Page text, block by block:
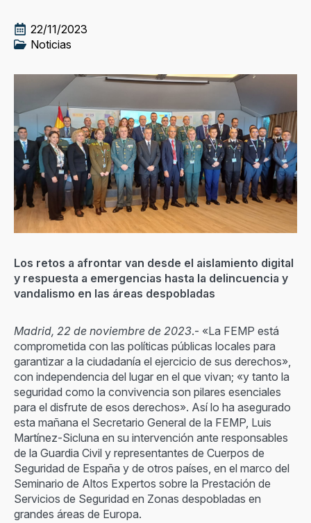
22/11/2023
Noticias
Los retos a afrontar van desde el aislamiento digital
y respuesta a emergencias hasta la delincuencia y
vandalismo en las áreas despobladas
Madrid, 22 de noviembre de 2023.- «La FEMP está
comprometida con las políticas públicas locales para
garantizar a la ciudadanía el ejercicio de sus derechos»,
con independencia del lugar en el que vivan; «y tanto la
seguridad como la convivencia son pilares esenciales
para el disfrute de esos derechos». Así lo ha asegurado
esta mañana el Secretario General de la FEMP, Luis
Martínez-Sicluna en su intervención ante responsables
de la Guardia Civil y representantes de Cuerpos de
Seguridad de España y de otros países, en el marco del
Seminario de Altos Expertos sobre la Prestación de
Servicios de Seguridad en Zonas despobladas en
grandes áreas de Europa.